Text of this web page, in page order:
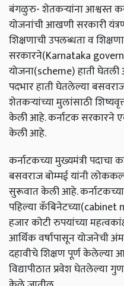
बंगळुरु- शेतकऱ्यांना आश्वस्त
योजनांची आखणी सरकारी
शिक्षणाची उपलब्धता व
सरकारने(Karnataka
योजना(scheme) हाती
पदभार हाती घेतलेल्या
शेतकऱ्यांच्या मुलांसाठी
केली आहे. कर्नाटक सरकारने
केली आहे.
कर्नाटकच्या मुख्यमंत्री
बसवराज बोम्मई यांनी
सुरूवात केली आहे.
पहिल्या
हजार कोटी रुपयांच्या
आर्थिक वर्षापासून योजनेची
दहावीचे शिक्षण पूर्ण
विद्यापीठात प्रवेश घेतलेल्या